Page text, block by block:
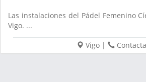
Las instalaciones del Pádel Femenino
Vigo. ...
Vigo|